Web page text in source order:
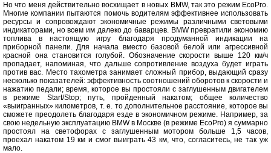
Но что меня действительно восхищает в новых BMW, так это режим ЕсоРго.
Многие компании пытаются помочь водителям эффективнее использовать
ресурсы и сопровождают экономичные режимы различными световыми
индикаторами, но всем им далеко до баварцев. BMW превратили экономию
топлива в настоящую игру благодаря продуманной индикации на
приборной панели. Для начала вместо базовой белой или агрессивной
красной она становится голубой. Обозначение скорости выше 120 км/ч
пропадает, напоминая, что дальше сопротивление воздуха будет играть
против вас. Место тахометра занимает сложный прибор, выдающий сразу
несколько показателей: эффективность соотношений оборотов к скорости и
нажатию педали; время, которое вы простояли с заглушенным двигателем
в режиме Start/Stop; путь, пройденный накатом; общее количество
«выигранных» километров, т. е. то дополнительное расстояние, которое вы
сможете преодолеть благодаря езде в экономичном режиме. Например, за
свою недельную эксплуатацию BMW в Москве (в режиме ЕсоРго) я суммарно
простоял на светофорах с заглушенным мотором больше 1,5 часов,
проехал накатом 19 км и смог выиграть 43 км, что, согласитесь, не так уж
мало.